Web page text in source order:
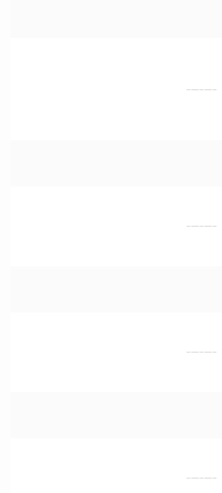
-------
-------
-------
-------